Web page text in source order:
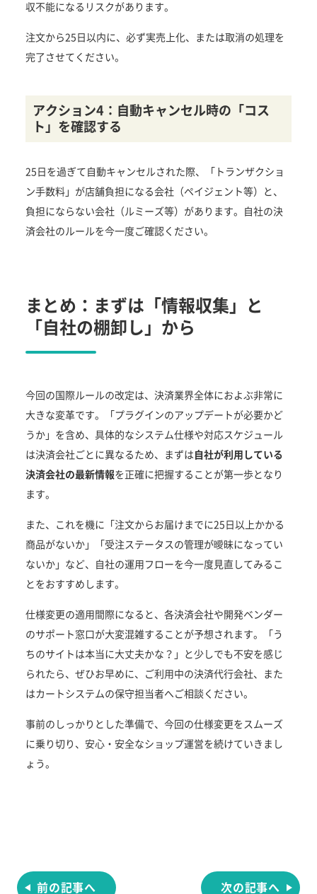
収不能になるリスクがあります。
注文から25日以内に、必ず実売上化、または取消の処理を
完了させてください。
アクション4：自動キャンセル時の「コス
ト」を確認する
25日を過ぎて自動キャンセルされた際、「トランザクショ
ン手数料」が店舗負担になる会社（ペイジェント等）と、
負担にならない会社（ルミーズ等）があります。自社の決
済会社のルールを今一度ご確認ください。
まとめ：まずは「情報収集」と
「自社の棚卸し」から
今回の国際ルールの改定は、決済業界全体におよぶ非常に
大きな変革です。「プラグインのアップデートが必要かど
うか」を含め、具体的なシステム仕様や対応スケジュール
は決済会社ごとに異なるため、まずは 自社が利用している
決済会社の最新情報を正確に把握することが第一歩となり
ます。
また、これを機に「注文からお届けまでに25日以上かかる
商品がないか」「受注ステータスの管理が曖昧になってい
ないか」など、自社の運用フローを今一度見直してみるこ
とをおすすめします。
仕様変更の適用間際になると、各決済会社や開発ベンダー
のサポート窓口が大変混雑することが予想されます。「う
ちのサイトは本当に大丈夫かな？」と少しでも不安を感じ
られたら、ぜひお早めに、ご利用中の決済代行会社、また
はカートシステムの保守担当者へご相談ください。
事前のしっかりとした準備で、今回の仕様変更をスムーズ
に乗り切り、安心・安全なショップ運営を続けていきまし
ょう。
ゲ
前の記事へ 次の記事へ